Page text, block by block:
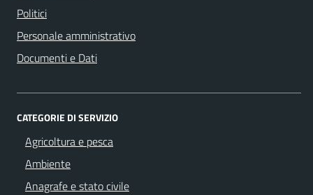
Politici
Personale amministrativo
Documenti e Dati
CATEGORIE DI SERVIZIO
Agricoltura e pesca
Ambiente
Anagrafe e stato civile